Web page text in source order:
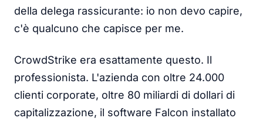
della delega rassicurante: io non devo capire,
c'è qualcuno che capisce per me.
CrowdStrike era esattamente questo. Il
professionista. L'azienda con oltre 24.000
clienti corporate, oltre 80 miliardi di dollari di
capitalizzazione, il software Falcon installato